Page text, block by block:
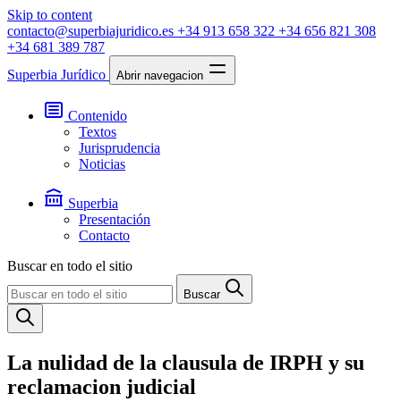
Skip to content
contacto@superbiajuridico.es +34 913 658 322 +34 656 821 308
+34 681 389 787
Superbia Jurídico
Abrir navegacion
Contenido
Textos
Jurisprudencia
Noticias
Superbia
Presentación
Contacto
Buscar en todo el sitio
Buscar
La nulidad de la clausula de IRPH y su
reclamacion judicial